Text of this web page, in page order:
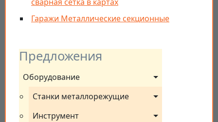
Предложения
Оборудование
Станки металлорежущие
Инструмент
Гаражи Металлические секционные